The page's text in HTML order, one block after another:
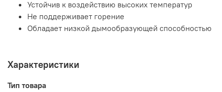
Устойчив к воздействию высоких температур
Не поддерживает горение
Обладает низкой дымообразующей способностью
Характеристики
Тип товара